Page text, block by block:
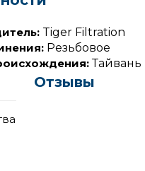
Tiger Filtration
Резьбовое
Тайвань
Отзывы